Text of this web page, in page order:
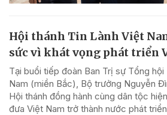
Hội thánh Tin Lành Việt
sức vì khát vọng phát triển
Tại buổi tiếp đoàn Ban Trị sự Tổng hội
Nam (miền Bắc), Bộ trưởng Nguyễn
Hội thánh đồng hành cùng dân tộc
đưa Việt Nam trở thành nước phát